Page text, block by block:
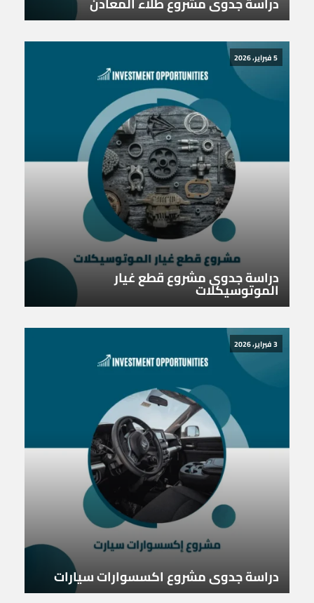
5 فبراير، 2026
دراسة جدوى مشروع قطع غيار
الموتوسيكلات
3 فبراير، 2026
دراسة جدوى مشروع اكسسوارات سيارات